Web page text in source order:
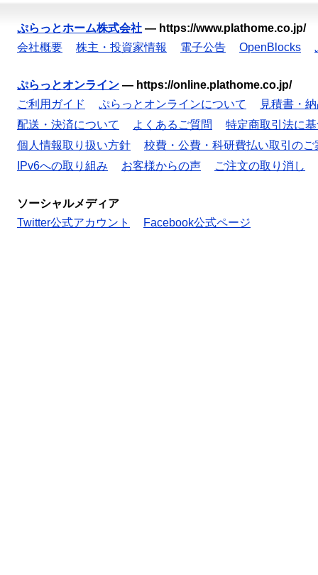
ぷらっとホーム株式会社 — https://www.plathome.co.jp/
会社概要
株主・投資家情報 電子公告 OpenBlocks
ぷらっとオンライン — https://online.plathome.co.jp/
ご利用ガイド
ぷらっとオンラインについて
見積書・
配送・決済について
よくあるご質問
特定商取引法に
個人情報取り扱い方針
校費・公費・科研費払い取引のご
IPv6への取り組み
お客様からの声 ご注文の取り消し
ソーシャルメディア
Twitter公式アカウント
Facebook公式ページ